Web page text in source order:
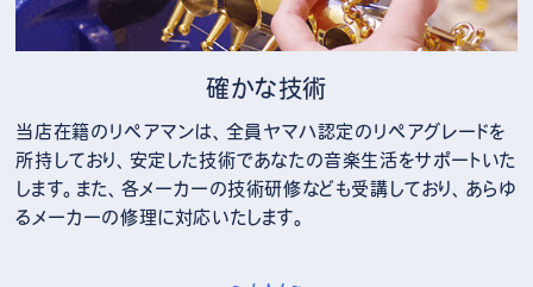
確かな技術
当店在籍のリペアマンは、全員ヤマハ認定のリペアグレードを
所持しており、安定した技術であなたの音楽生活をサポートいた
します。また、各メーカーの技術研修なども受講しており、あらゆ
るメーカーの修理に対応いたします。